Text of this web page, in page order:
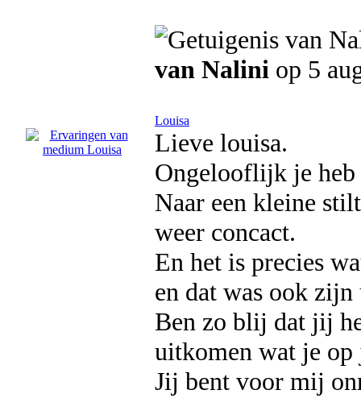
van Nalini op 5
Louisa
Lieve louisa.
Ongelooflijk je
Naar een kleine
weer concact.
En het is precies
en dat was ook
Ben zo blij dat jij
uitkomen wat je op
Jij bent voor mij